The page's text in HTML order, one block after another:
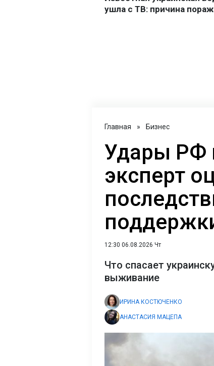
Главная » Бизнес
Удары РФ
эксперт
12:30 06.08.2026 Чт
Что спасает
выживание
ИРИНА КОСТЮЧЕНКО
АНАСТАСИЯ МАЦЕПА